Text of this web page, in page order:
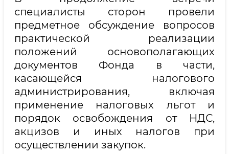
специалисты сторон провели
предметное обсуждение вопросов
практической реализации
положений основополагающих
документов Фонда в части,
касающейся налогового
администрирования, включая
применение налоговых льгот и
порядок освобождения от НДС,
акцизов и иных налогов при
осуществлении закупок.